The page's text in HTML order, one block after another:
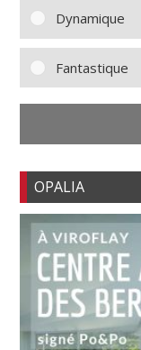
Dynamique
Fantastique
OPALIA